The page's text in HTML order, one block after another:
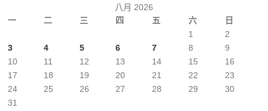
八月 2026
一
二 三 四 五 六 日
1
2
3
4 5 6 7 8
9
10
11 12 13 14 15
16
17
18 19 20 21 22
23
24
25 26 27 28 29
30
31